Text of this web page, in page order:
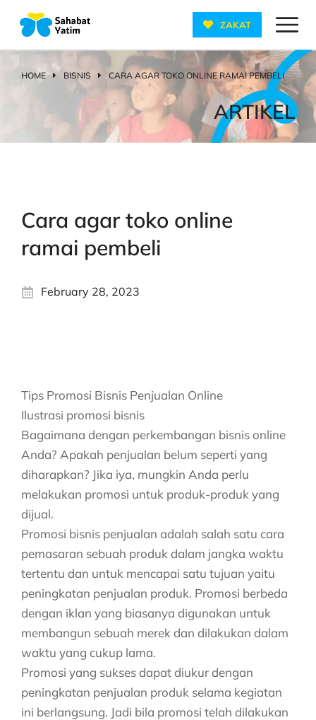
ZAKAT
You are here:
HOME BISNIS CARA AGAR TOKO ONLINE RAMAI PEMBELI
ARTIKEL
Cara agar toko online
ramai pembeli
February 28, 2023
Tips Promosi Bisnis Penjualan Online
Ilustrasi promosi bisnis
Bagaimana dengan perkembangan bisnis online
Anda? Apakah penjualan belum seperti yang
diharapkan? Jika iya, mungkin Anda perlu
melakukan promosi untuk produk-produk yang
dijual.
Promosi bisnis penjualan adalah salah satu cara
pemasaran sebuah produk dalam jangka waktu
tertentu dan untuk mencapai satu tujuan yaitu
peningkatan penjualan produk. Promosi berbeda
dengan iklan yang biasanya digunakan untuk
membangun sebuah merek dan dilakukan dalam
waktu yang cukup lama.
Promosi yang sukses dapat diukur dengan
peningkatan penjualan produk selama kegiatan
ini berlangsung. Jadi bila promosi telah dilakukan